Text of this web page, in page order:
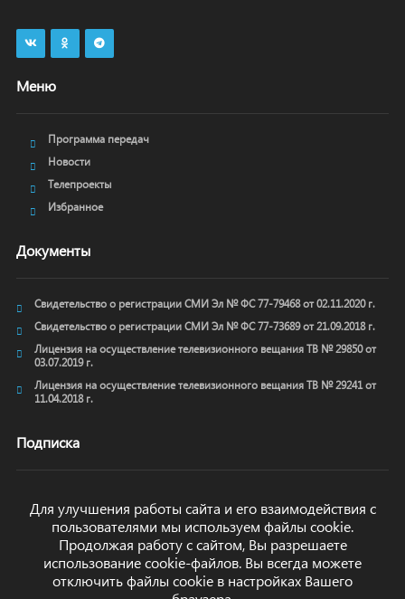
Меню
Программа передач
Новости
Телепроекты
Избранное
Документы
Свидетельство о регистрации СМИ Эл № ФС 77-79468 от 02.11.2020 г.
Свидетельство о регистрации СМИ Эл № ФС 77-73689 от 21.09.2018 г.
Лицензия на осуществление телевизионного вещания ТВ № 29850 от
03.07.2019 г.
Лицензия на осуществление телевизионного вещания ТВ № 29241 от
11.04.2018 г.
Подписка
ОТПРАВИТЬ
Для улучшения работы сайта и его взаимодействия с
пользователями мы используем файлы cookie.
Продолжая работу с сайтом, Вы разрешаете
использование cookie-файлов. Вы всегда можете
отключить файлы cookie в настройках Вашего